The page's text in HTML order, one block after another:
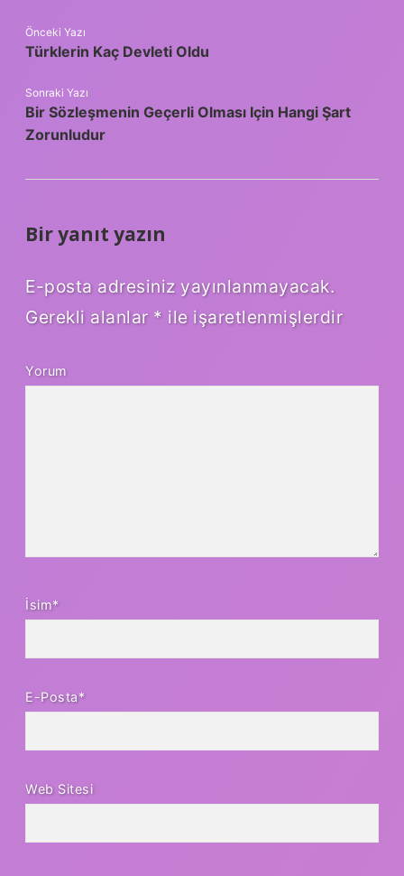
Önceki Yazı
Türklerin Kaç Devleti Oldu
Sonraki Yazı
Bir Sözleşmenin Geçerli Olması Için Hangi Şart
Zorunludur
Bir yanıt yazın
E-posta adresiniz yayınlanmayacak.
Gerekli alanlar * ile işaretlenmişlerdir
Yorum
İsim*
E-Posta*
Web Sitesi